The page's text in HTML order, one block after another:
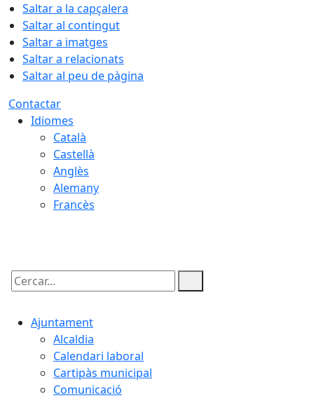
Saltar a la capçalera
Saltar al contingut
Saltar a imatges
Saltar a relacionats
Saltar al peu de pàgina
Contactar
Idiomes
Català
Castellà
Anglès
Alemany
Francès
Cercar:
Ajuntament
Alcaldia
Calendari laboral
Cartipàs municipal
Comunicació